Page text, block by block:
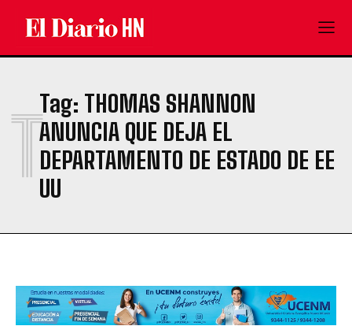
Tag: THOMAS SHANNON
ANUNCIA QUE DEJA EL
DEPARTAMENTO DE ESTADO DE EE
UU
T